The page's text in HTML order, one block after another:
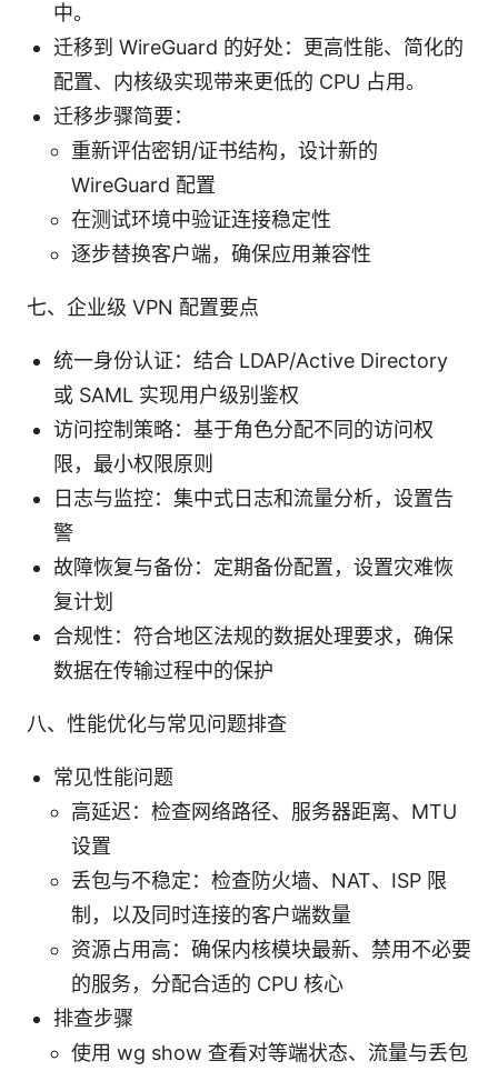
中。
迁移到 WireGuard 的好处：更高性能、简化的
配置、内核级实现带来更低的 CPU 占用。
迁移步骤简要：
重新评估密钥/证书结构，设计新的
WireGuard 配置
在测试环境中验证连接稳定性
逐步替换客户端，确保应用兼容性
七、企业级 VPN 配置要点
统一身份认证：结合 LDAP/Active Directory
或 SAML 实现用户级别鉴权
访问控制策略：基于角色分配不同的访问权
限，最小权限原则
日志与监控：集中式日志和流量分析，设置告
警
故障恢复与备份：定期备份配置，设置灾难恢
复计划
合规性：符合地区法规的数据处理要求，确保
数据在传输过程中的保护
八、性能优化与常见问题排查
常见性能问题
高延迟：检查网络路径、服务器距离、MTU
设置
丢包与不稳定：检查防火墙、NAT、ISP 限
制，以及同时连接的客户端数量
资源占用高：确保内核模块最新、禁用不必要
的服务，分配合适的 CPU 核心
排查步骤
使用 wg show 查看对等端状态、流量与丢包